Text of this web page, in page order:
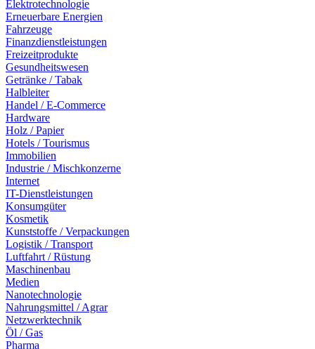
Elektrotechnologie
Erneuerbare Energien
Fahrzeuge
Finanzdienstleistungen
Freizeitprodukte
Gesundheitswesen
Getränke / Tabak
Halbleiter
Handel / E-Commerce
Hardware
Holz / Papier
Hotels / Tourismus
Immobilien
Industrie / Mischkonzerne
Internet
IT-Dienstleistungen
Konsumgüter
Kosmetik
Kunststoffe / Verpackungen
Logistik / Transport
Luftfahrt / Rüstung
Maschinenbau
Medien
Nanotechnologie
Nahrungsmittel / Agrar
Netzwerktechnik
Öl / Gas
Pharma